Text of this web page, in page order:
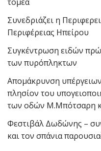
Συνεδριάζει η
Περιφέρειας Ηπείρου
Συγκέντρωση ειδών
των πυρόπληκτων
Απομάκρυνση
πλησίον του
των οδών Μ.Μπότσαρη
Φεστιβάλ Δωδώνης –
και τον σπάνια